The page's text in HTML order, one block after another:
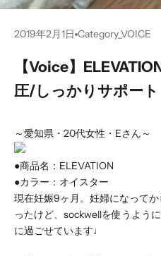
2019年2月1日 Category_VOICE
【Voice】
圧/しっかりサポート
～愛知県・20代女性・Eさん～
●商品名： ELEVATION
●カラー：オイスター
現在妊娠9ヶ月。妊婦になって
ったけど、sockwellを使うよう
に過ごせています♩